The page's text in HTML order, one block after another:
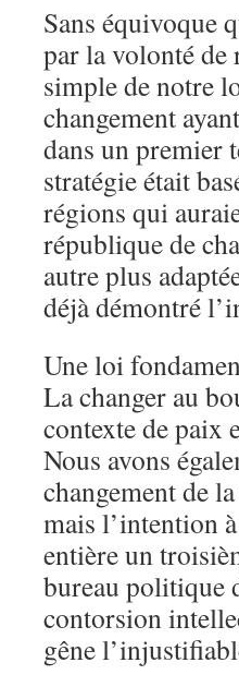
Sans équivoque
par la volonté de
simple de notre
changement
dans un premier
stratégie était
régions qui
république de
autre plus
déjà démontré
Une loi
La changer au
contexte de paix
Nous avons
changement de
mais l’intention
entière un
bureau politique
contorsion
gêne